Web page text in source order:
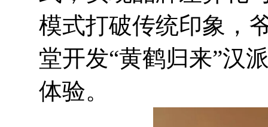
模式打破传统印象，
堂开发“黄鹤归来”汉
体验。